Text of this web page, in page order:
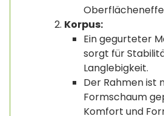
Korpus:
Ein gegurteter
sorgt für
Langlebigkeit.
Der Rahmen ist
Formschaum
Komfort und